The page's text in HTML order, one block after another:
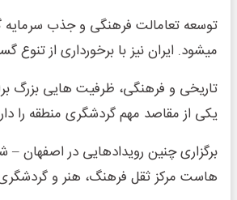
توسعه تعامالت فرهنگی و جذب
میشود. ایران نیز با برخورداری از تنوع
تاریخی و فرهنگی، ظرفیت هایی بزرگ
یکی از مقاصد مهم گردشگری منطقه را
برگزاری چنین رویدادهایی در اصفهان
هاست مرکز ثقل فرهنگ، هنر و